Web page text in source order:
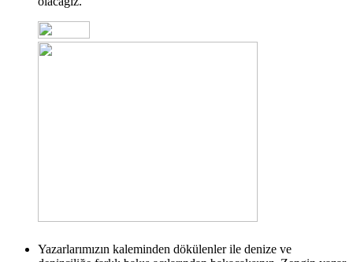
Yazarlarımızın kaleminden dökülenler ile denize ve